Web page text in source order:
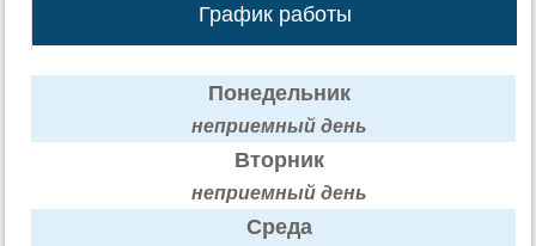
График работы
Понедельник
неприемный день
Вторник
неприемный день
Среда